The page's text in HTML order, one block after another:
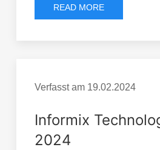
READ MORE
Verfasst am 19.02.2024
Informix
2024